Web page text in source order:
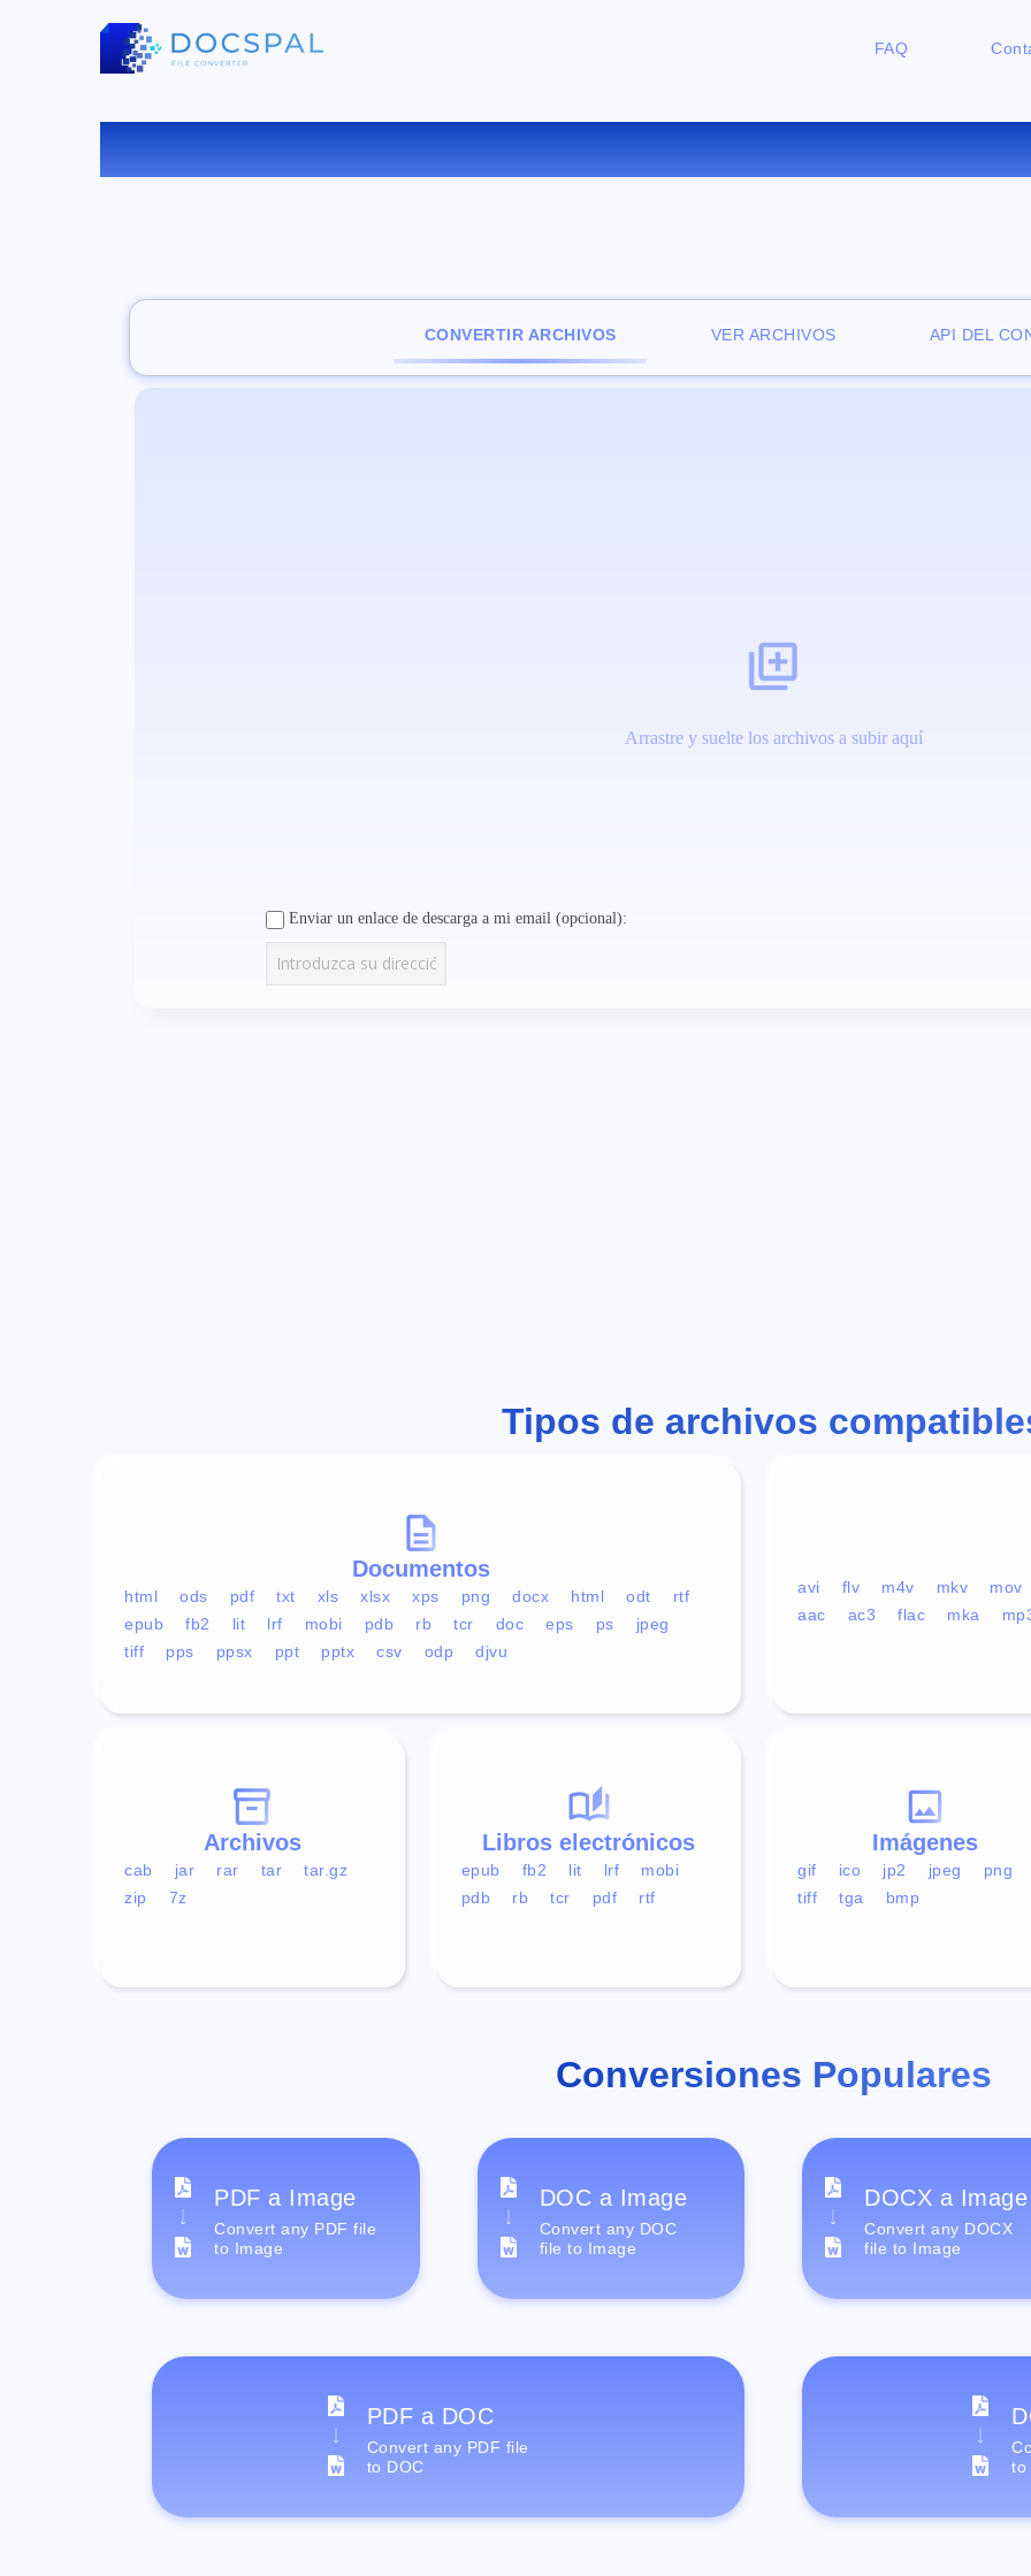
FAQ
CONVERTIR 3GP A M4V
CONVERTIR ARCHIVOS VER ARCHIVOS API DEL
Arrastre y suelte los archivos a subir aquí
Enviar un enlace de descarga a mi email (opcional):
Tipos de archivos
Documentos
html ods pdf txt xls xlsx xps png docx html odt
rtf
epub
fb2 lit lrf mobi pdb rb tcr doc eps ps
jpeg
tiff
pps ppsx ppt pptx csv odp djvu
avi flv m4v mkv
mov
aac
ac3 flac mka
Imágenes
gif ico jp2 jpeg
png
tiff
tga bmp
Libros electrónicos
epub fb2 lit lrf
mobi
pdb
rb tcr pdf rtf
Archivos
cab jar rar tar
tar.gz
zip
7z
Conversiones Populares
PDF a Image
Convert any PDF file
to Image
DOC a Image
Convert any DOC
file to Image
DOCX a Image
Convert any DOCX
file to Image
PDF a DOC
Convert any PDF file
to DOC
to